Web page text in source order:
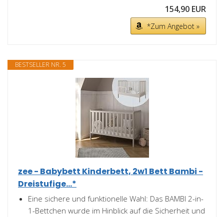
154,90 EUR
*Zum Angebot »
BESTSELLER NR. 5
zee - Babybett Kinderbett, 2w1 Bett Bambi -
Dreistufige...*
Eine sichere und funktionelle Wahl: Das BAMBI 2-in-
1-Bettchen wurde im Hinblick auf die Sicherheit und